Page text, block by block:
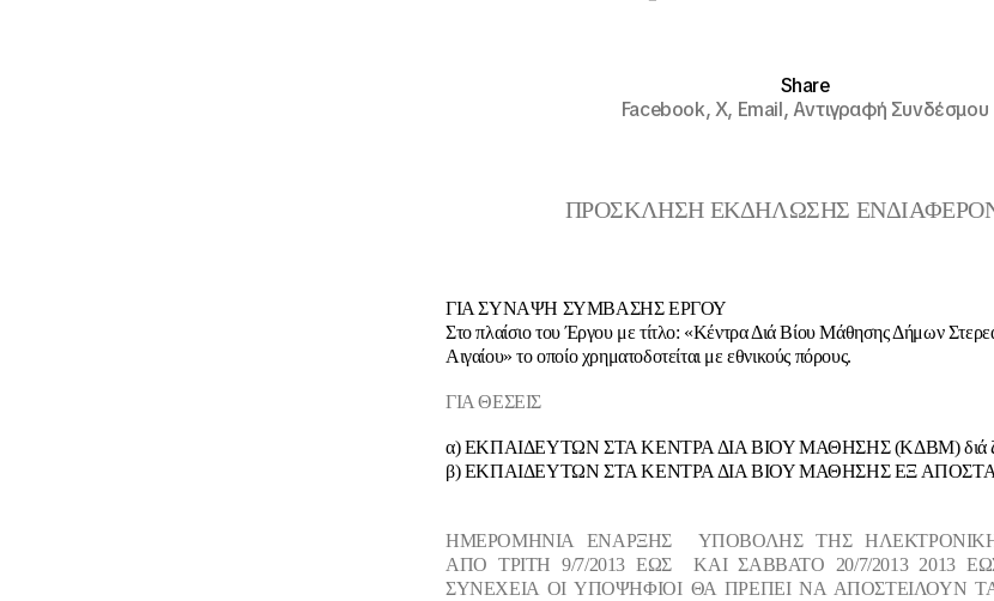
Share
Facebook,X, Email,Αντιγραφή Συνδέσμου
ΠΡΟΣΚΛΗΣΗ ΕΚΔΗΛΩΣΗΣ
ΓΙΑ ΣΥΝΑΨΗ ΣΥΜΒΑΣΗΣ ΕΡΓΟΥ
Στο πλαίσιο του Έργου με τίτλο: «Κέντρα Διά Βίου Μάθησης Δήμων
Αιγαίου» το οποίο χρηματοδοτείται με εθνικούς πόρους.
ΓΙΑ ΘΕΣΕΙΣ
α) ΕΚΠΑΙΔΕΥΤΩΝ ΣΤΑ ΚΕΝΤΡΑ ΔΙΑ ΒΙΟΥ ΜΑΘΗΣΗΣ (ΚΔΒΜ) διά
β) ΕΚΠΑΙΔΕΥΤΩΝ ΣΤΑ ΚΕΝΤΡΑ ΔΙΑ ΒΙΟΥ ΜΑΘΗΣΗΣ ΕΞ
ΗΜΕΡΟΜΗΝΙΑ ΕΝΑΡΞΗΣ ΥΠΟΒΟΛΗΣ ΤΗΣ
ΑΠΟ ΤΡΙΤΗ
9/7/2013 ΕΩΣ ΚΑΙ ΣΑΒΒΑΤΟ 20/7/2013 2013
ΣΥΝΕΧΕΙΑ ΟΙ ΥΠΟΨΗΦΙΟΙ ΘΑ ΠΡΕΠΕΙ ΝΑ ΑΠΟΣΤΕΙΛΟΥΝ